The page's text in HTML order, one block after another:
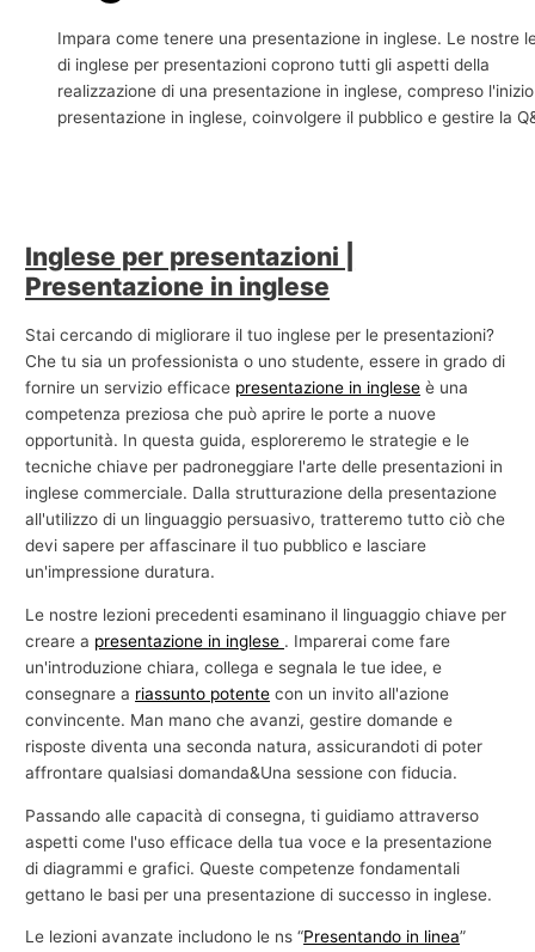
Impara come tenere una presentazione in inglese. Le nostre
di inglese per presentazioni coprono tutti gli aspetti della
realizzazione di una presentazione in inglese, compreso
presentazione in inglese, coinvolgere il pubblico e gestire la
Inglese per presentazioni |
Presentazione in inglese
Stai cercando di migliorare il tuo inglese per le presentazioni?
Che tu sia un professionista o uno studente, essere in grado di
fornire un servizio efficace presentazione in inglese è una
competenza preziosa che può aprire le porte a nuove
opportunità. In questa guida, esploreremo le strategie e le
tecniche chiave per padroneggiare l'arte delle presentazioni in
inglese commerciale. Dalla strutturazione della presentazione
all'utilizzo di un linguaggio persuasivo, tratteremo tutto ciò che
devi sapere per affascinare il tuo pubblico e lasciare
un'impressione duratura.
Le nostre lezioni precedenti esaminano il linguaggio chiave per
creare a presentazione in inglese . Imparerai come fare
un'introduzione chiara, collega e segnala le tue idee, e
consegnare a riassunto potente con un invito all'azione
convincente. Man mano che avanzi, gestire domande e
risposte diventa una seconda natura, assicurandoti di poter
affrontare qualsiasi domanda&Una sessione con fiducia.
Passando alle capacità di consegna, ti guidiamo attraverso
aspetti come l'uso efficace della tua voce e la presentazione
di diagrammi e grafici. Queste competenze fondamentali
gettano le basi per una presentazione di successo in inglese.
Le lezioni avanzate includono le ns “Presentando in linea”
c
e